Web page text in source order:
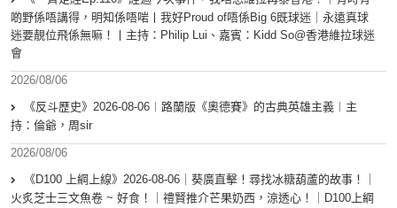
啲野係唔講得，明知係唔啱丨我好Proud of唔係Big 6既球迷｜永遠真球
迷要靚位飛係無嘛！丨主持：Philip Lui、嘉賓：Kidd So@香港維拉球迷
會
2026/08/06
《反斗歷史》2026-08-06︱路蘭版《奧德賽》的古典英雄主義︱主
持：倫爺，周sir
2026/08/06
《D100 上綱上線》2026-08-06｜葵廣直擊！尋找冰糖葫蘆的故事！｜
火炙芝士三文魚卷 ~ 好食！｜禮賢推介芒果奶西，涼透心！｜D100上綱